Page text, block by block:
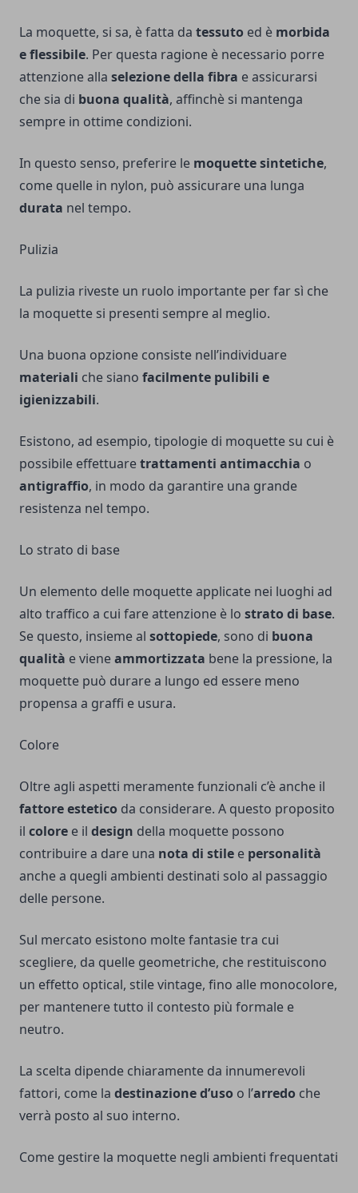
La moquette, si sa, è fatta da tessuto ed è morbida
e flessibile. Per questa ragione è necessario porre
attenzione alla selezione della fibra e assicurarsi
che sia di buona qualità, affinchè si mantenga
sempre in ottime condizioni.
In questo senso, preferire le moquettesintetiche,
come quelle in nylon, può assicurare una lunga
durata nel tempo.
Pulizia
La pulizia riveste un ruolo importante per far sì che
la moquette si presenti sempre al meglio.
Una buona opzione consiste nell’individuare
materiali che siano facilmente pulibili e
igienizzabili.
Esistono, ad esempio, tipologie di moquette su cui è
possibile effettuaretrattamenti antimacchia o
antigraffio, in modo da garantire una grande
resistenza nel tempo.
Lo strato di base
Un elemento delle moquette applicate nei luoghi ad
alto traffico a cui fare attenzione è lo strato di base.
Se questo, insieme al sottopiede, sono di buona
qualità e vieneammortizzata bene la pressione, la
moquette può durare a lungo ed essere meno
propensa a graffi e usura.
Colore
Oltre agli aspetti meramente funzionali c’è anche il
fattore estetico da considerare. A questo proposito
il colore e il design della moquette possono
contribuire a dare una nota di stile e personalità
anche a quegli ambienti destinati solo al passaggio
delle persone.
Sul mercato esistono molte fantasie tra cui
scegliere, da quelle geometriche, che restituiscono
un effetto optical, stile vintage, fino alle monocolore,
per mantenere tutto il contesto più formale e
neutro.
La scelta dipende chiaramente da innumerevoli
fattori, come la destinazione d’uso o l’arredo che
verrà posto al suo interno.
Come gestire la moquette negli ambienti frequentati